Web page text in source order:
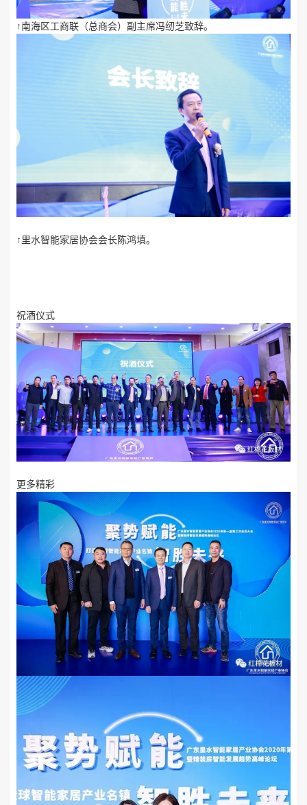
↑南海区工商联（总商会）副主席冯纫芝致辞。
↑里水智能家居协会会长陈鸿填。
祝酒仪式
更多精彩